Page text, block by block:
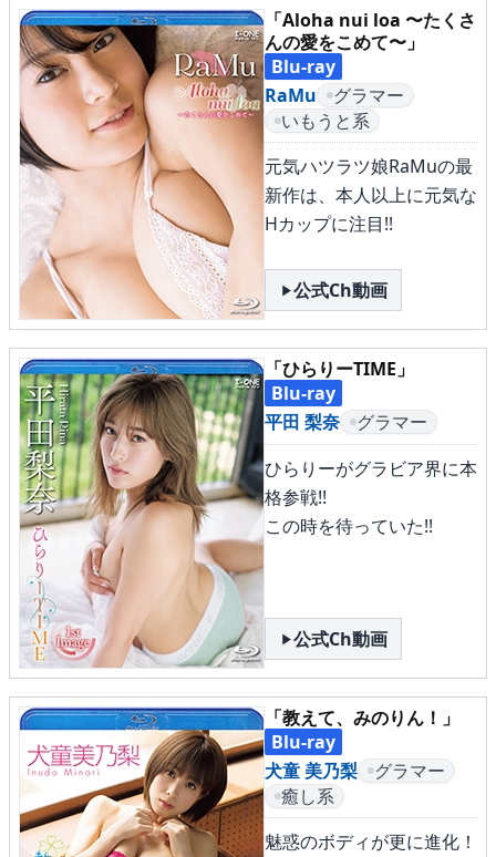
「Aloha nui loa 〜たくさ
んの愛をこめて〜」
Blu-ray
RaMu
グラマー
いもうと系
元気ハツラツ娘RaMuの最
新作は、本人以上に元気な
Hカップに注目!!
公式Ch動画
「ひらりーTIME」
Blu-ray
平田 梨奈
グラマー
ひらりーがグラビア界に本
格参戦!!
この時を待っていた!!
公式Ch動画
「教えて、みのりん！」
Blu-ray
犬童 美乃梨
グラマー
癒し系
魅惑のボディが更に進化！